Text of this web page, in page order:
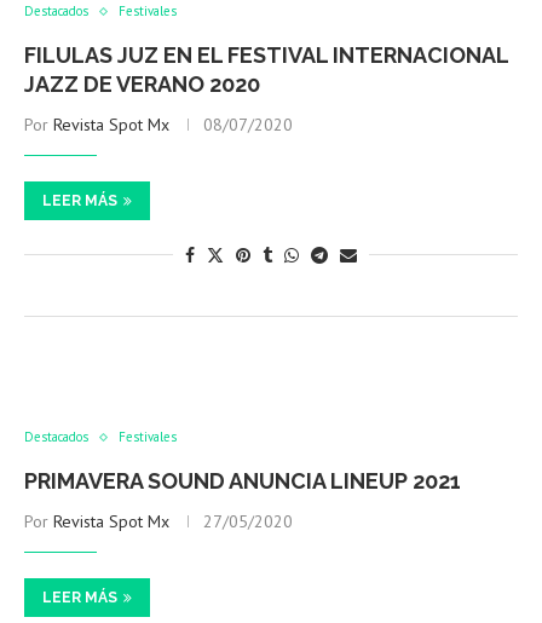
Destacados Festivales
FILULAS JUZ EN EL FESTIVAL INTERNACIONAL
JAZZ DE VERANO 2020
Por Revista Spot Mx 08/07/2020
LEER MÁS
Destacados Festivales
PRIMAVERA SOUND ANUNCIA LINEUP 2021
Por Revista Spot Mx 27/05/2020
LEER MÁS